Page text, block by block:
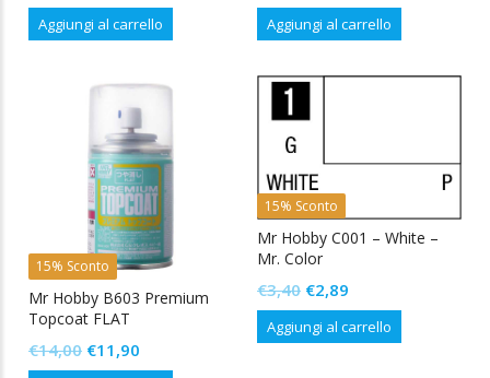
prezzo
originale
€16,00.
prezzo
attuale
€13,60.
Aggiungi al carrello
prezzo
originale
prezzo
attuale
Aggiungi al carrello
15% Sconto
Mr Hobby B603 Premium
Topcoat FLAT
€14,00 Il
€11,90
15% Sconto
Mr Hobby C001 – White –
Mr. Color
€3,40 Il
prezzo
originale
€2,89
prezzo
attuale
Aggiungi al carrello